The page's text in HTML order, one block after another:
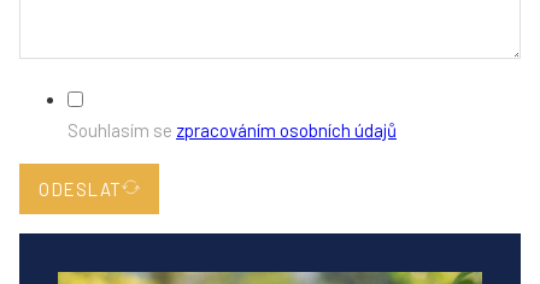
Souhlasím se zpracováním osobních údajů
ODESLAT